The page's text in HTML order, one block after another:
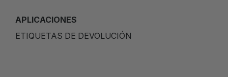
APLICACIONES
ETIQUETAS DE DEVOLUCIÓN